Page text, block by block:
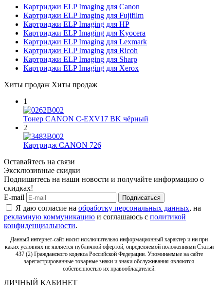
Картриджи ELP Imaging для Canon
Картриджи ELP Imaging для Fujifilm
Картриджи ELP Imaging для HP
Картриджи ELP Imaging для Kyocera
Картриджи ELP Imaging для Lexmark
Картриджи ELP Imaging для Ricoh
Картриджи ELP Imaging для Sharp
Картриджи ELP Imaging для Xerox
Хиты продаж Хиты продаж
1
Тонер CANON C-EXV17 BK чёрный
2
Картридж CANON 726
Оставайтесь на связи
Эксклюзивные скидки
Подпишитесь на наши новости и получайте информацию о
скидках!
E-mail
Подписаться
Я даю согласие на обработку персональных данных, на
рекламную коммуникацию и соглашаюсь с политикой
конфиденциальности.
Данный интернет-сайт носит исключительно информационный характер и ни при
каких условиях не является публичной офертой, определяемой положениями Статьи
437 (2) Гражданского кодекса Российской Федерации. Упоминаемые на сайте
зарегистрированные товарные знаки и знаки обслуживания являются
собственностью их правообладателей.
ЛИЧНЫЙ КАБИНЕТ